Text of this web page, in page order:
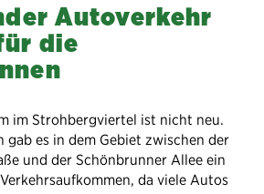
Autoverkehr
die
im Strohbergviertel ist nicht neu.
gab es in dem Gebiet zwischen der
und der Schönbrunner Allee ein
da viele Autos